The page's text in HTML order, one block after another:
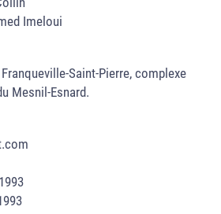
Imeloui
Saint-Pierre, complexe
Mesnil-Esnard.